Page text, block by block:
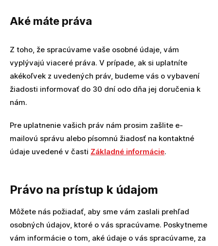
Aké máte práva
Z toho, že spracúvame vaše osobné údaje, vám
vyplývajú viaceré práva. V prípade, ak si uplatníte
akékoľvek z uvedených práv, budeme vás o vybavení
žiadosti informovať do 30 dní odo dňa jej doručenia k
nám.
Pre uplatnenie vašich práv nám prosim zašlite e-
mailovú správu alebo písomnú žiadosť na kontaktné
údaje uvedené v časti Základné informácie.
Právo na prístup k údajom
Môžete nás požiadať, aby sme vám zaslali prehľad
osobných údajov, ktoré o vás spracúvame. Poskytneme
vám informácie o tom, aké údaje o vás spracúvame, za